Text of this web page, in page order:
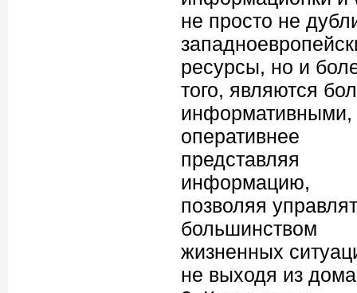
не просто не
ресурсы, но и
того, являются
информативными,
оперативнее
представляя
информацию,
позволяя
большинством
жизненных
не выходя из дома